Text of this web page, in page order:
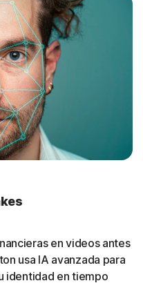
en videos antes
usa IA avanzada para
identidad en tiempo